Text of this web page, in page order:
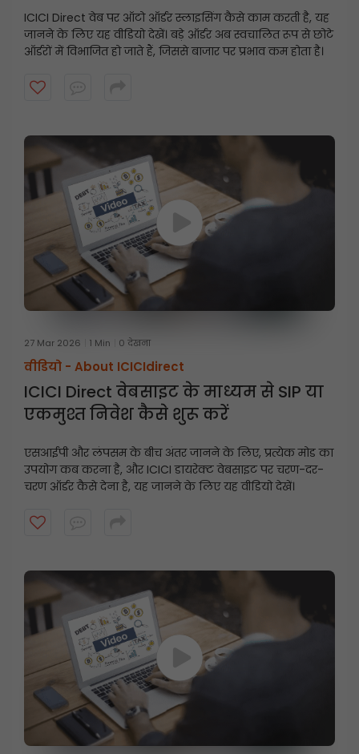
ICICI Direct वेब पर ऑटो ऑर्डर स्लाइसिंग कैसे काम करती है, यह
जानने के लिए यह वीडियो देखें। बड़े ऑर्डर अब स्वचालित रूप से छोटे
ऑर्डरों में विभाजित हो जाते हैं, जिससे बाजार पर प्रभाव कम होता है।
27 Mar 2026 1 Min 0 देखना
वीडियो - About ICICIdirect
ICICI Direct वेबसाइट के माध्यम से SIP या
एकमुश्त निवेश कैसे शुरू करें
एसआईपी और लंपसम के बीच अंतर जानने के लिए, प्रत्येक मोड का
उपयोग कब करना है, और ICICI डायरेक्ट वेबसाइट पर चरण-दर-
चरण ऑर्डर कैसे देना है, यह जानने के लिए यह वीडियो देखें।